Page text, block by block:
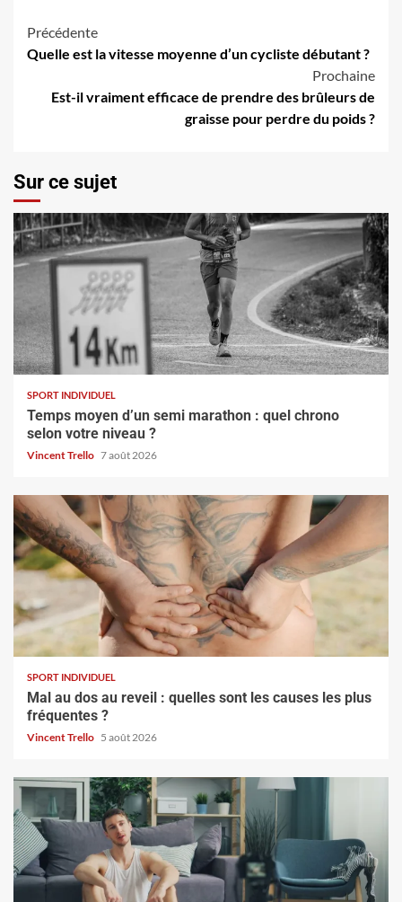
Navigation
Précédente
Quelle est la vitesse moyenne d’un cycliste débutant ?
Prochaine
Est-il vraiment efficace de prendre des brûleurs de
graisse pour perdre du poids ?
Sur ce sujet
SPORT INDIVIDUEL
Temps moyen d’un semi marathon : quel chrono
selon votre niveau ?
Vincent Trello 7 août 2026
SPORT INDIVIDUEL
Mal au dos au reveil : quelles sont les causes les plus
fréquentes ?
Vincent Trello 5 août 2026